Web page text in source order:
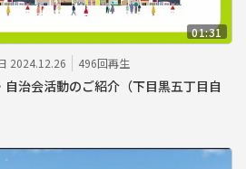
01:31
2024.12.26 496回再生
治会活動のご紹介（下目黒五丁目自